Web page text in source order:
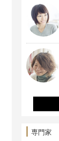
専門家